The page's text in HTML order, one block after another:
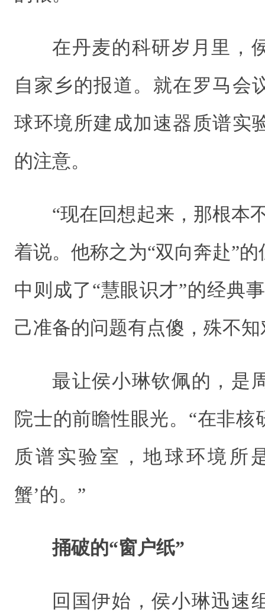
在丹麦的科研岁月里，
自家乡的报道。就在罗马会
球环境所建成加速器质谱实
的注意。
“现在回想起来，那根本
着说。他称之为“双向奔赴”
中则成了“慧眼识才”的经典
己准备的问题有点傻，殊不
最让侯小琳钦佩的，是
院士的前瞻性眼光。“在非核
质谱实验室，地球环境所
蟹’的。”
捅破的“窗户纸”
回国伊始，侯小琳迅速